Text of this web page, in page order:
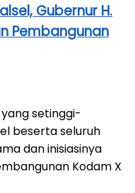
Gubernur H.
Pembangunan
setinggi-
beserta seluruh
dan inisiasinya
Kodam X